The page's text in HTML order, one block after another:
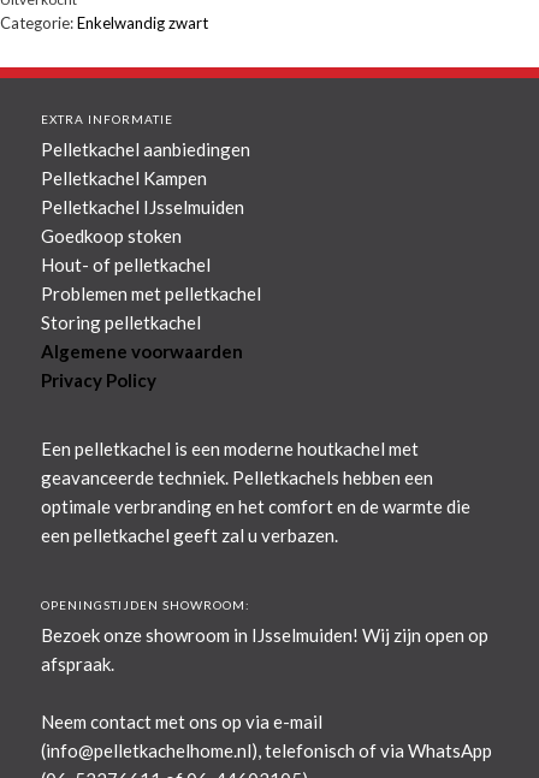
Categorie:Enkelwandig zwart
EXTRA INFORMATIE
Pelletkachel aanbiedingen
Pelletkachel Kampen
Pelletkachel IJsselmuiden
Goedkoop stoken
Hout- of pelletkachel
Problemen met pelletkachel
Storing pelletkachel
Algemene voorwaarden
Privacy Policy
Een pelletkachel is een moderne houtkachel met
geavanceerde techniek. Pelletkachels hebben een
optimale verbranding en het comfort en de warmte die
een pelletkachel geeft zal u verbazen.
OPENINGSTIJDEN SHOWROOM:
Bezoek onze showroom in IJsselmuiden! Wij zijn open op
afspraak.
Neem contact met ons op via e-mail
(info@pelletkachelhome.nl), telefonisch of via WhatsApp